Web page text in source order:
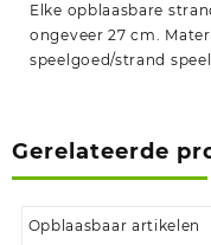
Elke opblaasbare
ongeveer 27 cm.
speelgoed/strand
Gerelateerde
Opblaasbaar artikelen